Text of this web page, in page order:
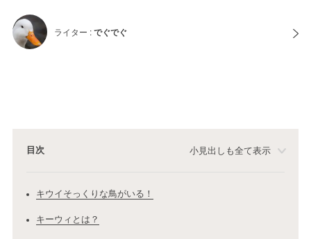
ライター :でぐでぐ
目次 小見出しも全て表示
キウイそっくりな鳥がいる！
キーウィとは？